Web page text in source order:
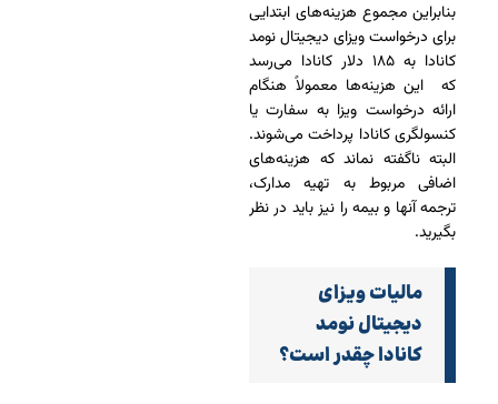
بنابراین مجموع هزینه‌های ابتدایی
برای درخواست ویزای دیجیتال نومد
کانادا به ۱۸۵ دلار کانادا می‌رسد
که این هزینه‌ها معمولاً هنگام
ارائه درخواست ویزا به سفارت یا
کنسولگری کانادا پرداخت می‌شوند.
البته ناگفته نماند که هزینه‌های
اضافی مربوط به تهیه مدارک،
ترجمه آنها و بیمه را نیز باید در نظر
بگیرید.
مالیات ویزای
دیجیتال نومد
کانادا چقدر است؟